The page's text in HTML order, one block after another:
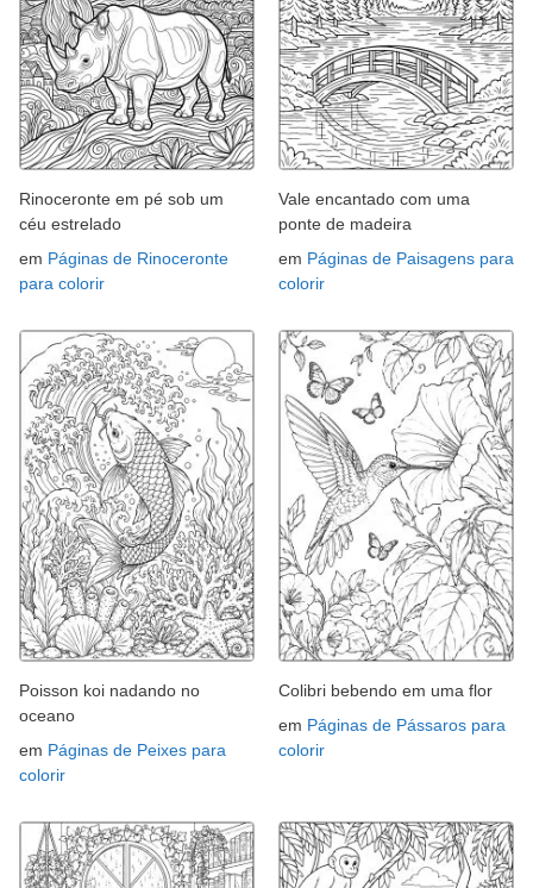
Rinoceronte em pé sob um
céu estrelado
em Páginas de Rinoceronte
para colorir
Vale encantado com uma
ponte de madeira
em Páginas de Paisagens para
colorir
Poisson koi nadando no
oceano
em Páginas de Peixes para
colorir
Colibri bebendo em uma flor
em Páginas de Pássaros para
colorir